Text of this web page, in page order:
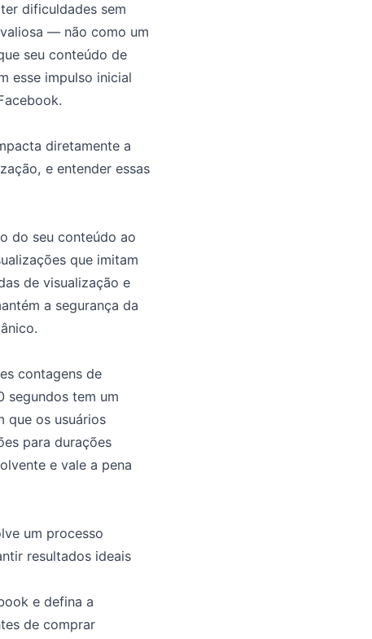
dificuldades sem
— não como um
seu conteúdo de
esse impulso inicial
diretamente a
e entender essas
do seu conteúdo ao
que imitam
de visualização e
a segurança da
contagens de
segundos tem um
que os usuários
para durações
e vale a pena
um processo
resultados ideais
e defina a
de comprar